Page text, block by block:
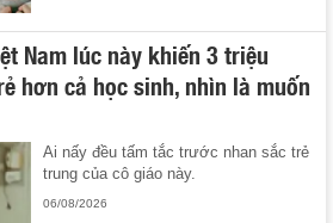
Nam lúc này khiến 3 triệu
hơn cả học sinh, nhìn là muốn
Ai nấy đều tấm tắc trước nhan sắc trẻ
trung của cô giáo này.
06/08/2026